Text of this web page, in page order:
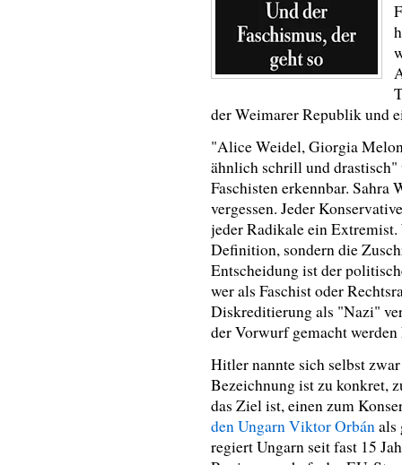
der Weimarer Republik und
"Alice Weidel, Giorgia
ähnlich schrill und
Faschisten erkennbar.
vergessen. Jeder
jeder Radikale ein
Definition, sondern die
Entscheidung ist der
wer als Faschist oder
Diskreditierung als "Nazi"
der Vorwurf gemacht
Hitler nannte sich selbst
Bezeichnung ist zu konkret,
das Ziel ist, einen zum
den Ungarn Viktor Orbánals
regiert Ungarn seit fast 15